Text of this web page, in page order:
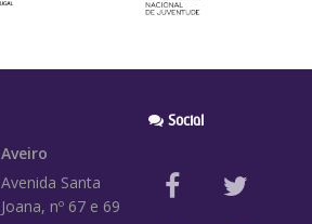
Aveiro
Avenida Santa
Joana, nº 67 e 69
Social